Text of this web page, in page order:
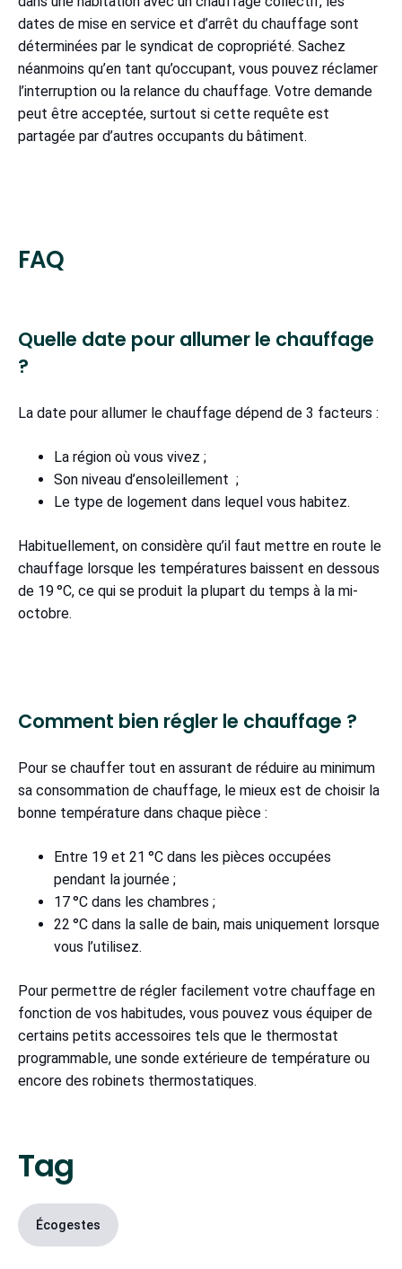
dates de mise en service et d’arrêt du chauffage sont
déterminées par le syndicat de copropriété. Sachez
néanmoins qu’en tant qu’occupant, vous pouvez réclamer
l’interruption ou la relance du chauffage. Votre demande
peut être acceptée, surtout si cette requête est
partagée par d’autres occupants du bâtiment.
FAQ
Quelle date pour allumer le chauffage
?
La date pour allumer le chauffage dépend de 3 facteurs :
La région où vous vivez ;
Son niveau d’ensoleillement ;
Le type de logement dans lequel vous habitez.
Habituellement, on considère qu’il faut mettre en route le
chauffage lorsque les températures baissent en dessous
de 19 °C, ce qui se produit la plupart du temps à la mi-
octobre.
Comment bien régler le chauffage ?
Pour se chauffer tout en assurant de réduire au minimum
sa consommation de chauffage, le mieux est de choisir la
bonne température dans chaque pièce :
Entre 19 et 21 °C dans les pièces occupées
pendant la journée ;
17 °C dans les chambres ;
22 °C dans la salle de bain, mais uniquement lorsque
vous l’utilisez.
Pour permettre de régler facilement votre chauffage en
fonction de vos habitudes, vous pouvez vous équiper de
certains petits accessoires tels que le thermostat
programmable, une sonde extérieure de température ou
encore des robinets thermostatiques.
Tag
Écogestes